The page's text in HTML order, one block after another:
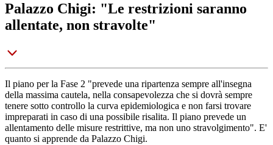
Palazzo Chigi: "Le restrizioni saranno
allentate, non stravolte"
Il piano per la Fase 2 "prevede una ripartenza sempre all'insegna
della massima cautela, nella consapevolezza che si dovrà sempre
tenere sotto controllo la curva epidemiologica e non farsi trovare
impreparati in caso di una possibile risalita. Il piano prevede un
allentamento delle misure restrittive, ma non uno stravolgimento". E'
quanto si apprende da Palazzo Chigi.